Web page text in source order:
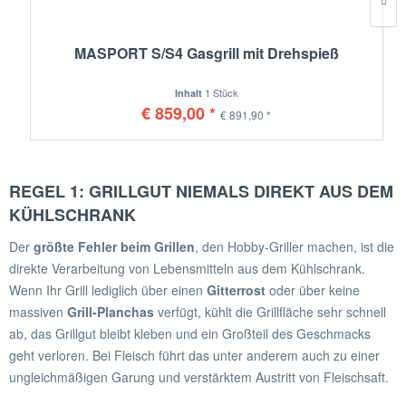
MASPORT S/S4 Gasgrill mit Drehspieß
Inhalt 1 Stück
€ 859,00 *€ 891,90 *
REGEL 1: GRILLGUT NIEMALS DIREKT AUS DEM
KÜHLSCHRANK
Der größte Fehler beim Grillen, den Hobby-Griller machen, ist die
direkte Verarbeitung von Lebensmitteln aus dem Kühlschrank.
Wenn Ihr Grill lediglich über einen Gitterrost oder über keine
massiven Grill-Planchas verfügt, kühlt die Grillfläche sehr schnell
ab, das Grillgut bleibt kleben und ein Großteil des Geschmacks
geht verloren. Bei Fleisch führt das unter anderem auch zu einer
ungleichmäßigen Garung und verstärktem Austritt von Fleischsaft.